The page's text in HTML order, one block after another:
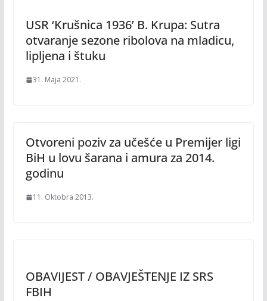
USR ‘Krušnica 1936’ B. Krupa: Sutra
otvaranje sezone ribolova na mladicu,
lipljena i štuku
31. Maja 2021.
Otvoreni poziv za učešće u Premijer ligi
BiH u lovu šarana i amura za 2014.
godinu
11. Oktobra 2013.
OBAVIJEST / OBAVJEŠTENJE IZ SRS
FBIH